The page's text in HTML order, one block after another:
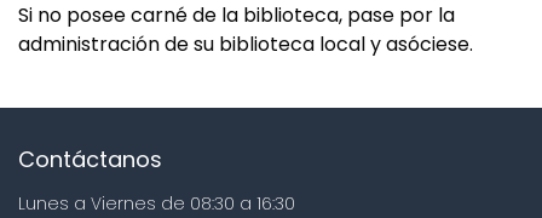
Si no posee carné de la biblioteca, pase por la
administración de su biblioteca local y asóciese.
Contáctanos
Lunes a Viernes de 08:30 a 16:30